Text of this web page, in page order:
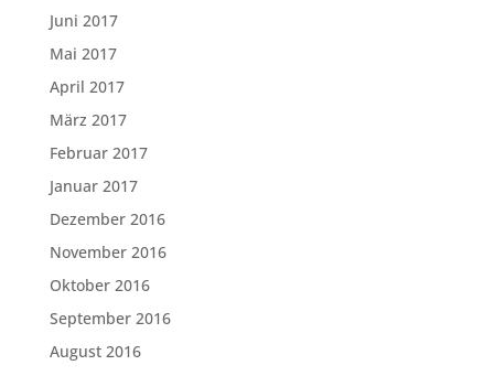
Juni 2017
Mai 2017
April 2017
März 2017
Februar 2017
Januar 2017
Dezember 2016
November 2016
Oktober 2016
September 2016
August 2016